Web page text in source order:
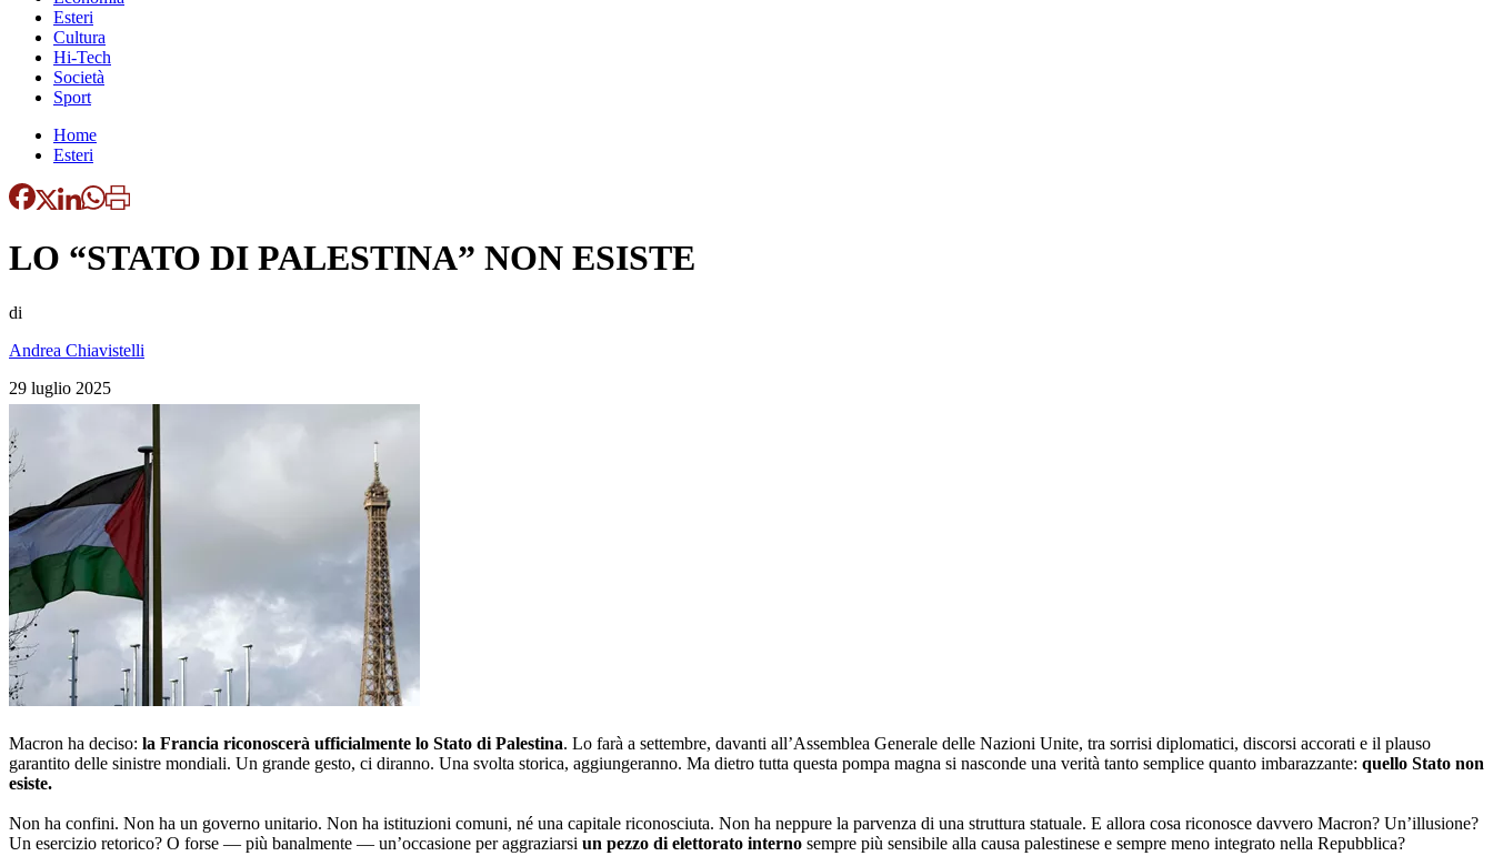
Esteri
Cultura
Hi-Tech
Società
Sport
Home
Esteri
LO “STATO DI PALESTINA” NON ESISTE
di
Andrea Chiavistelli
29 luglio 2025
Macron ha deciso: la Francia riconoscerà ufficialmente lo Stato di Palestina. Lo farà a settembre, davanti all’Assemblea Generale delle Nazioni Unite, tra sorrisi diplomatici, discorsi accorati e il plauso
garantito delle sinistre mondiali. Un grande gesto, ci diranno. Una svolta storica, aggiungeranno. Ma dietro tutta questa pompa magna si nasconde una verità tanto semplice quanto imbarazzante: quello Stato non
esiste.
Non ha confini. Non ha un governo unitario. Non ha istituzioni comuni, né una capitale riconosciuta. Non ha neppure la parvenza di una struttura statuale. E allora cosa riconosce davvero Macron? Un’illusione?
Un esercizio retorico? O forse — più banalmente — un’occasione per aggraziarsi un pezzo di elettorato interno sempre più sensibile alla causa palestinese e sempre meno integrato nella Repubblica?